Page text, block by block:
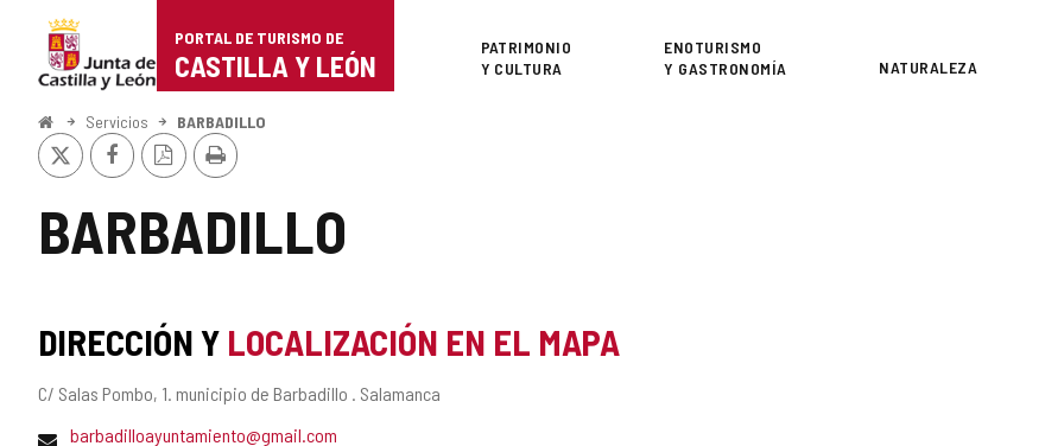
Portal
de
Turismo
de
Castilla
PORTAL DE TURISMO DE
CASTILLA Y LEÓN
Superior
PATRIMONIO
Y CULTURA
ENOTURISMO
Y GASTRONOMÍA
NATURALEZA
InicioServicios BARBADILLO
BARBADILLO
X FacebookVersión
PDF
Imprimir
DIRECCIÓN Y LOCALIZACIÓN EN EL MAPA
Dirección
C/ Salas Pombo, 1. municipio de Barbadillo . Salamanca
Dirección
barbadilloayuntamiento@gmail.com